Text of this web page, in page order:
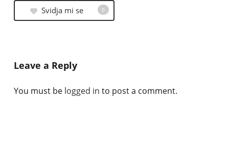
Svidja mi se 0
Leave a Reply
You must be logged in to post a comment.